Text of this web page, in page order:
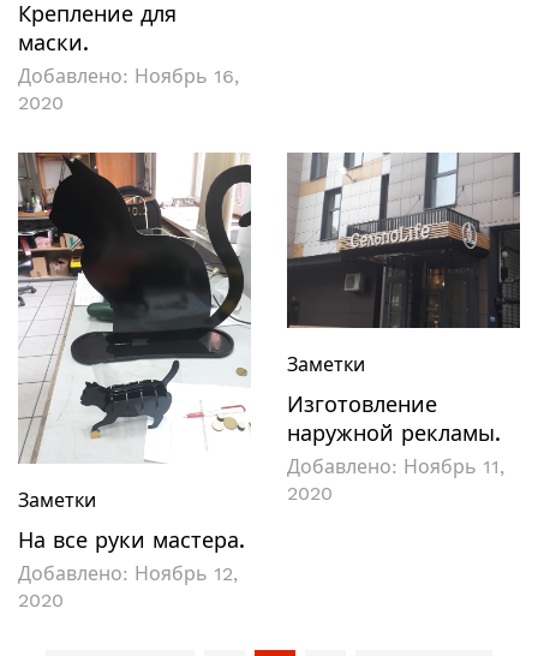
Крепление для
маски.
Добавлено: Ноябрь 16,
2020
Заметки
На все руки мастера.
Добавлено: Ноябрь 12,
2020
Заметки
Изготовление
наружной рекламы.
Добавлено: Ноябрь 11,
2020